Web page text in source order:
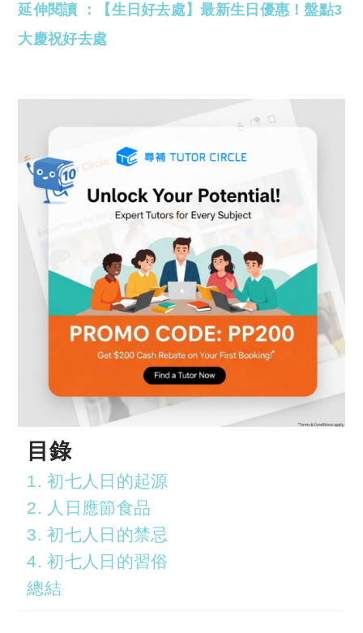
延伸閱讀 ：【生日好去處】最新生日優惠！盤點3
大慶祝好去處
目錄
1. 初七人日的起源
2. 人日應節食品
3. 初七人日的禁忌
4. 初七人日的習俗
總結